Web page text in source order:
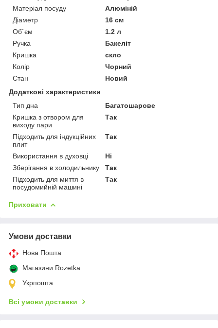
Матеріал посуду
Алюміній
Діаметр
16 см
Об`єм
1.2 л
Ручка
Бакеліт
Кришка
скло
Колір
Чорний
Стан
Новий
Додаткові характеристики
Тип дна
Багатошарове
Кришка з отвором для
виходу пари
Так
Підходить для індукційних
плит
Так
Використання в духовці
Ні
Зберігання в холодильнику
Так
Підходить для миття в
посудомийній машині
Так
Приховати
Умови доставки
Нова Пошта
Магазини Rozetka
Укрпошта
Всі умови доставки